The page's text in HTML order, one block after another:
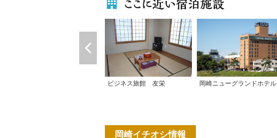
ビジネス旅館 友栄 岡崎ニューグランドホテル
岡崎イチオシ情報